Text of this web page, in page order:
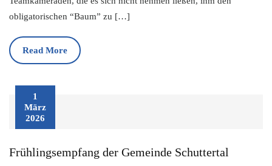
obligatorischen “Baum” zu […]
Read More
1
März
2026
Frühlingsempfang der Gemeinde Schuttertal